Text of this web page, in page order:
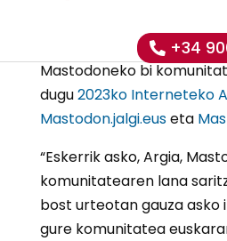
+34
Urtarrilaren 27an
Mastodoneko bi
dugu2023ko Interneteko
Mastodon.jalgi.euseta
“Eskerrik asko, Argia,
komunitatearen lana
bost urteotan gauza asko
gure komunitatea